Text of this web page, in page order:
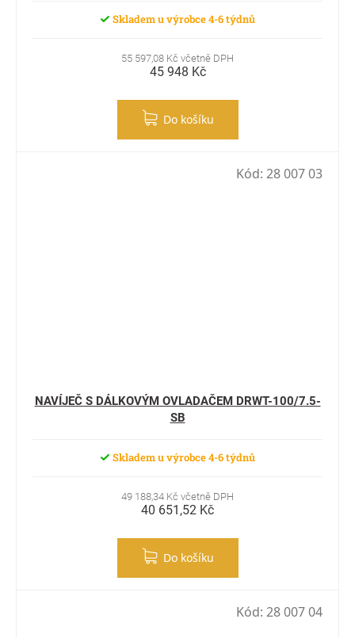
Skladem u výrobce 4-6 týdnů
55 597,08 Kč včetně DPH
45 948 Kč
Do košíku
NAVÍJEČ S DÁLKOVÝM OVLADAČEM DRWT-100/7.5-
SB
Skladem u výrobce 4-6 týdnů
49 188,34 Kč včetně DPH
40 651,52 Kč
Do košíku
Kód: 28 007 03
Kód: 28 007 04